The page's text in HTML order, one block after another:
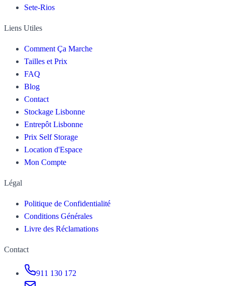
Sete-Rios
Liens Utiles
Comment Ça Marche
Tailles et Prix
FAQ
Blog
Contact
Stockage Lisbonne
Entrepôt Lisbonne
Prix Self Storage
Location d'Espace
Mon Compte
Légal
Politique de Confidentialité
Conditions Générales
Livre des Réclamations
Contact
911 130 172